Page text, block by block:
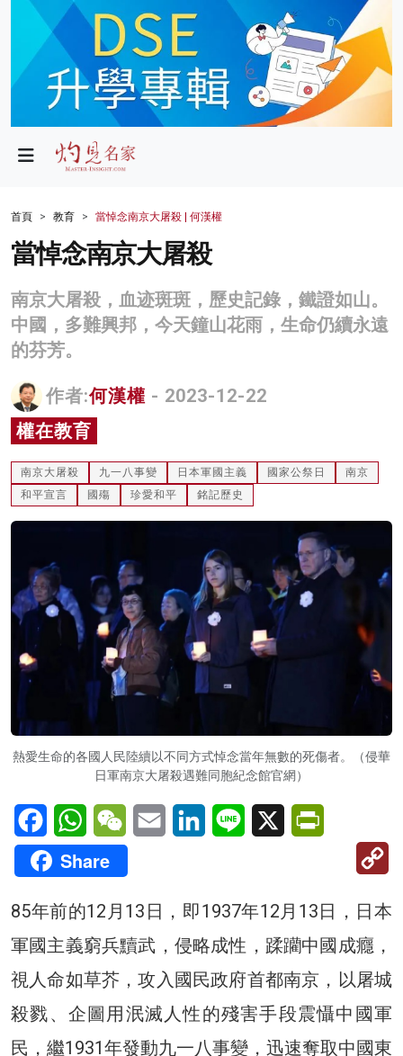
政局
財經
生活
商業
科技
影片
名家榜
灼見活動
關於我們
首頁 教育 當悼念南京大屠殺 | 何漢權
當悼念南京大屠殺
南京大屠殺，血迹斑斑，歷史記錄，鐵證如山。
中國，多難興邦，今天鐘山花雨，生命仍續永遠
的芬芳。
作者:何漢權 - 2023-12-22
權在教育
南京大屠殺 九一八事變 日本軍國主義 國家公祭日
南京
和平宣言
國殤 珍愛和平 銘記歷史
熱愛生命的各國人民陸續以不同方式悼念當年無數的死傷者。（侵華
日軍南京大屠殺遇難同胞紀念館官網）
FacebookWhatsAppWeChatEmail LinkedInLine X
Share
85年前的12月13日，即1937年12月13日，日本
軍國主義窮兵黷武，侵略成性，蹂躪中國成癮，
視人命如草芥，攻入國民政府首都南京，以屠城
殺戮、企圖用泯滅人性的殘害手段震懾中國軍
民，繼1931年發動九一八事變，迅速奪取中國東